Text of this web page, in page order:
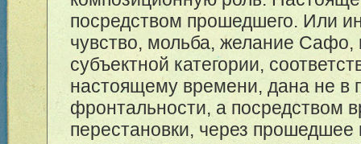
посредством прошедшего. Или
чувство, мольба, желание Сафо,
субъектной категории,
настоящему времени, дана не в
фронтальности, а посредством
перестановки, через прошедшее